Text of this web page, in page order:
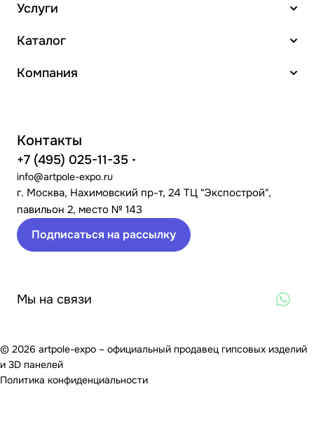
Услуги
Каталог
Компания
Контакты
+7 (495) 025-11-35
info@artpole-expo.ru
г. Москва, Нахимовский пр-т, 24 ТЦ "Экспострой",
павильон 2, место № 143
Подписаться на рассылку
Мы на связи
© 2026 artpole-expo – официальный продавец гипсовых изделий
и 3D панелей
Политика конфиденциальности